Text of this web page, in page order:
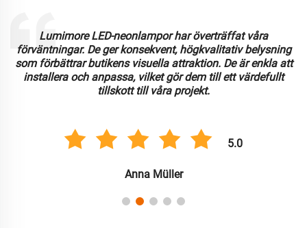
Lumimore LED-neonlampor har överträffat våra
förväntningar. De ger konsekvent, högkvalitativ belysning
som förbättrar butikens visuella attraktion. De är enkla att
installera och anpassa, vilket gör dem till ett värdefullt
tillskott till våra projekt.
5.0
Anna Müller